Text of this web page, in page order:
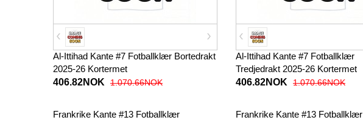
Al-Ittihad Kante #7 Fotballklær Bortedrakt
2025-26 Kortermet
406.82NOK
1.070.66NOK
Al-Ittihad Kante #7 Fotballklær
Tredjedrakt 2025-26 Kortermet
406.82NOK
1.070.66NOK
Frankrike Kante #13 Fotballklær
Frankrike Kante #13 Fotballklær